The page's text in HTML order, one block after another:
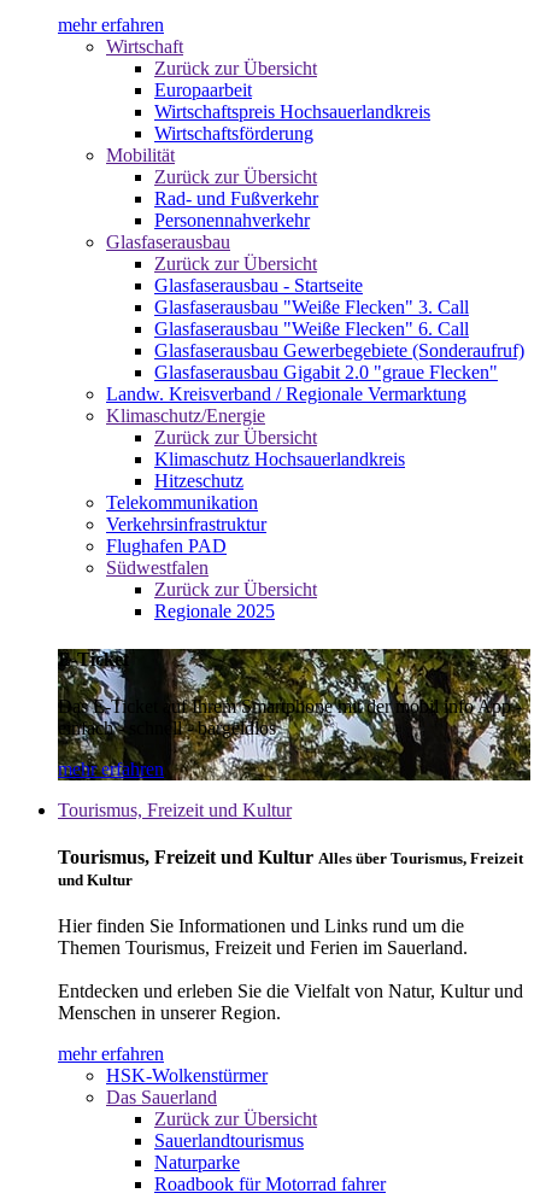
mehr erfahren
Wirtschaft
Zurück zur Übersicht
Europaarbeit
Wirtschaftspreis Hochsauerlandkreis
Wirtschaftsförderung
Mobilität
Zurück zur Übersicht
Rad- und Fußverkehr
Personennahverkehr
Glasfaserausbau
Zurück zur Übersicht
Glasfaserausbau - Startseite
Glasfaserausbau "Weiße Flecken" 3. Call
Glasfaserausbau "Weiße Flecken" 6. Call
Glasfaserausbau Gewerbegebiete (Sonderaufruf)
Glasfaserausbau Gigabit 2.0 "graue Flecken"
Landw. Kreisverband / Regionale Vermarktung
Klimaschutz/Energie
Zurück zur Übersicht
Klimaschutz Hochsauerlandkreis
Hitzeschutz
Telekommunikation
Verkehrsinfrastruktur
Flughafen PAD
Südwestfalen
Zurück zur Übersicht
Regionale 2025
E-Ticket
Das E-Ticket auf Ihrem Smartphone mit der mobil info App -
einfach - schnell - bargeldlos
mehr erfahren
Tourismus, Freizeit und Kultur
Tourismus, Freizeit und Kultur Alles über Tourismus, Freizeit
und Kultur
Hier finden Sie Informationen und Links rund um die
Themen Tourismus, Freizeit und Ferien im Sauerland.
Entdecken und erleben Sie die Vielfalt von Natur, Kultur und
Menschen in unserer Region.
mehr erfahren
HSK-Wolkenstürmer
Das Sauerland
Zurück zur Übersicht
Sauerlandtourismus
Naturparke
Roadbook für Motorrad fahrer